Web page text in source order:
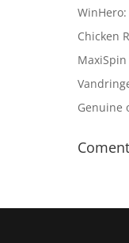
Chicken
Genuine